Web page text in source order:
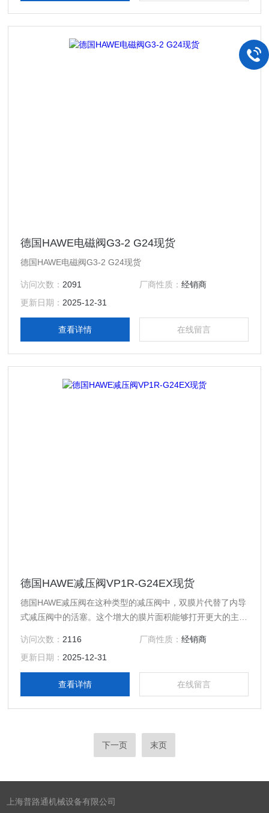
德国HAWE电磁阀G3-2 G24现货
德国HAWE电磁阀G3-2 G24现货
访问次数： 2091 厂商性质： 经销商
更新日期： 2025-12-31
查看详情 在线留言
德国HAWE减压阀VP1R-G24EX现货
德国HAWE减压阀在这种类型的减压阀中，双膜片代替了内导
式减压阀中的活塞。这个增大的膜片面积能够打开更大的主
大。另外，膜片对压力变化更为敏感，精确度可达+/-1%。精
确性更高是由于下游传感线的定位（阀的外部），其所在位置
气体或液体动荡更少。
访问次数： 2116 厂商性质： 经销商
更新日期： 2025-12-31
查看详情 在线留言
下一页 末页
上海普路通机械设备有限公司